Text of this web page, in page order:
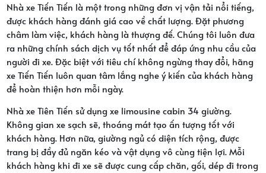
Nhà xe Tiến Tiến là một trong những đơn vị vận tải nổi tiếng,
được khách hàng đánh giá cao về chất lượng. Đặt phương
châm làm việc, khách hàng là thượng đế. Chúng tôi luôn đưa
ra những chính sách dịch vụ tốt nhất để đáp ứng nhu cầu của
người đi xe. Đặc biệt với tiêu chí không ngừng thay đổi, hãng
xe Tiến Tiến luôn quan tâm lắng nghe ý kiến của khách hàng
để hoàn thiện hơn mỗi ngày.
Nhà xe Tiên Tiến sử dụng xe limousine cabin 34 giường.
Không gian xe sạch sẽ, thoáng mát tạo ấn tượng tốt với
khách hàng. Hơn nữa, giường ngủ có diện tích rộng, được
trang bị đầy đủ ngăn kéo và vật dụng vô cùng tiện lợi. Mỗi
khách hàng khi đi xe sẽ được cung cấp chăn, gối, dép đi trong